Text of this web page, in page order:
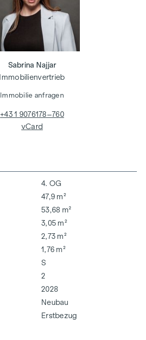
4. OG
47,9 m²
53,68 m²
3,05 m²
2,73 m²
1,76 m²
S
2
2028
Neubau
Erstbezug
Sabrina Najjar
Immobilienvertrieb
Immobilie anfragen
+43 1 9076178–760
vCard